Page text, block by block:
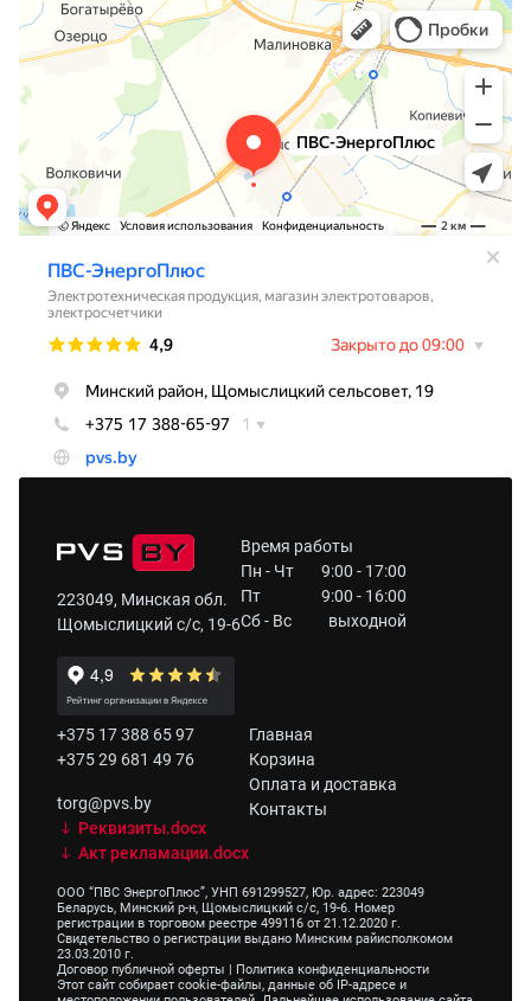
223049, Минская обл.
Щомыслицкий с/с, 19-6
Время работы
Пн - Чт
9:00 - 17:00
Пт
9:00 - 16:00
Сб - Вс
выходной
+375 17 388 65 97
+375 29 681 49 76
torg@pvs.by
Реквизиты.docx
Акт рекламации.docx
Главная
Корзина
Оплата и доставка
Контакты
ООО “ПВС ЭнергоПлюс”, УНП 691299527, Юр. адрес: 223049
Беларусь, Минский р-н, Щомыслицкий с/с, 19-6. Номер
регистрации в торговом реестре 499116 от 21.12.2020 г.
Свидетельство о регистрации выдано Минским райисполкомом
23.03.2010 г.
Договор публичной оферты | Политика конфиденциальности
Этот сайт собирает cookie-файлы, данные об IP-адресе и